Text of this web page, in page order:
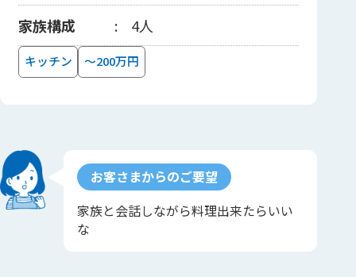
家族構成
4人
キッチン ～200万円
お客さまからのご要望
家族と会話しながら料理出来たらいい
な